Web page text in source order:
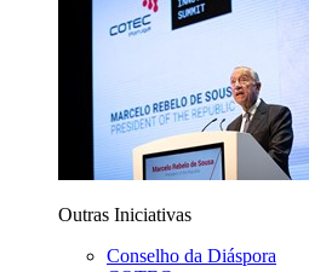
Outras Iniciativas
Conselho da Diáspora